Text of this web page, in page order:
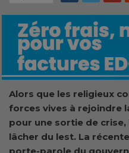
Alors que les religieux
forces vives à rejoindre
pour une sortie de
lâcher du lest. La